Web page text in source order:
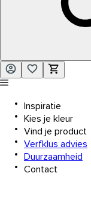
Inspiratie
Kies je kleur
Vind je product
Verfklus advies
Duurzaamheid
Contact